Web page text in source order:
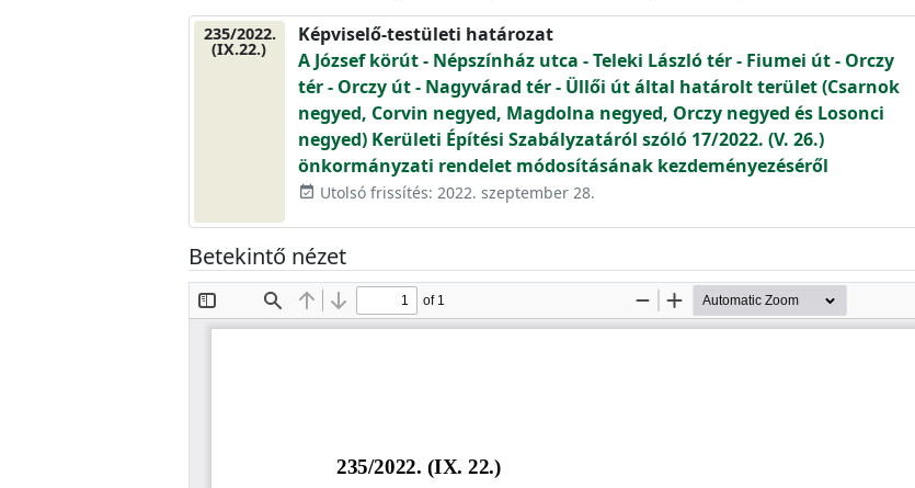
235/2022.
(IX.22.)
Képviselő-testületi határozat
A József körút - Népszínház utca - Teleki László tér - Fiumei út - Orczy
tér - Orczy út - Nagyvárad tér - Üllői út által határolt terület (Csarnok
negyed, Corvin negyed, Magdolna negyed, Orczy negyed és Losonci
negyed) Kerületi Építési Szabályzatáról szóló 17/2022. (V. 26.)
önkormányzati rendelet módosításának kezdeményezéséről
event_available Utolsó frissítés: 2022. szeptember 28.
Betekintő nézet